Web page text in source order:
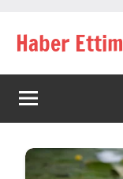
Haber Ettim